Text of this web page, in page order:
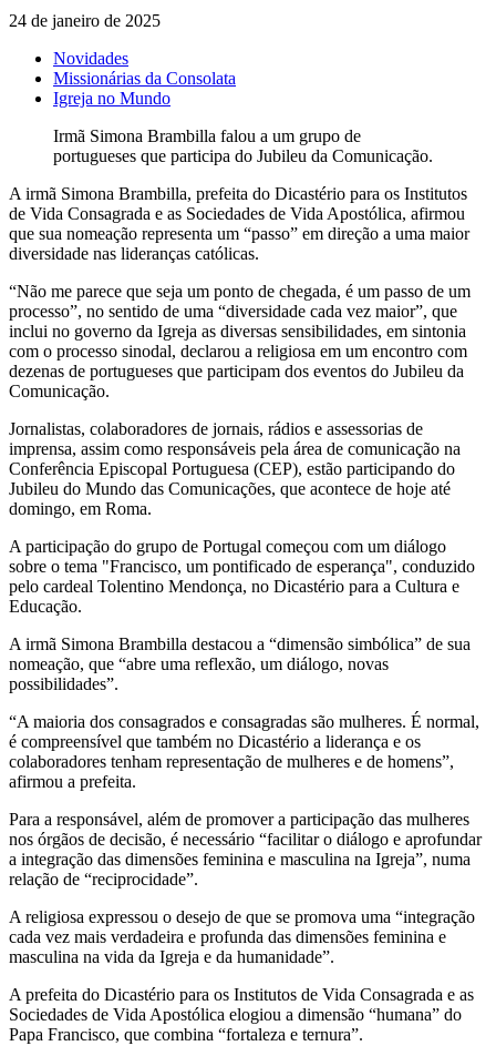
24 de janeiro de 2025
Novidades
Missionárias da Consolata
Igreja no Mundo
Irmã Simona Brambilla falou a um grupo de
portugueses que participa do Jubileu da Comunicação.
A irmã Simona Brambilla, prefeita do Dicastério para os Institutos
de Vida Consagrada e as Sociedades de Vida Apostólica, afirmou
que sua nomeação representa um “passo” em direção a uma maior
diversidade nas lideranças católicas.
“Não me parece que seja um ponto de chegada, é um passo de um
processo”, no sentido de uma “diversidade cada vez maior”, que
inclui no governo da Igreja as diversas sensibilidades, em sintonia
com o processo sinodal, declarou a religiosa em um encontro com
dezenas de portugueses que participam dos eventos do Jubileu da
Comunicação.
Jornalistas, colaboradores de jornais, rádios e assessorias de
imprensa, assim como responsáveis pela área de comunicação na
Conferência Episcopal Portuguesa (CEP), estão participando do
Jubileu do Mundo das Comunicações, que acontece de hoje até
domingo, em Roma.
A participação do grupo de Portugal começou com um diálogo
sobre o tema "Francisco, um pontificado de esperança", conduzido
pelo cardeal Tolentino Mendonça, no Dicastério para a Cultura e
Educação.
A irmã Simona Brambilla destacou a “dimensão simbólica” de sua
nomeação, que “abre uma reflexão, um diálogo, novas
possibilidades”.
“A maioria dos consagrados e consagradas são mulheres. É normal,
é compreensível que também no Dicastério a liderança e os
colaboradores tenham representação de mulheres e de homens”,
afirmou a prefeita.
Para a responsável, além de promover a participação das mulheres
nos órgãos de decisão, é necessário “facilitar o diálogo e aprofundar
a integração das dimensões feminina e masculina na Igreja”, numa
relação de “reciprocidade”.
A religiosa expressou o desejo de que se promova uma “integração
cada vez mais verdadeira e profunda das dimensões feminina e
masculina na vida da Igreja e da humanidade”.
A prefeita do Dicastério para os Institutos de Vida Consagrada e as
Sociedades de Vida Apostólica elogiou a dimensão “humana” do
Papa Francisco, que combina “fortaleza e ternura”.